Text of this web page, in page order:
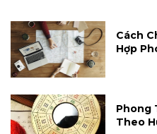
Cách
Hợp
Phong
Theo